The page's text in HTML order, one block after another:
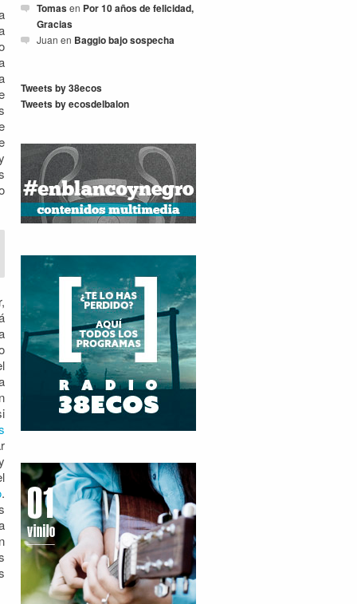
.
Tomasen Por 10 años de felicidad,
Gracias
Juan en Baggio bajo sospecha
Tweets by 38ecos
Tweets by ecosdelbalon